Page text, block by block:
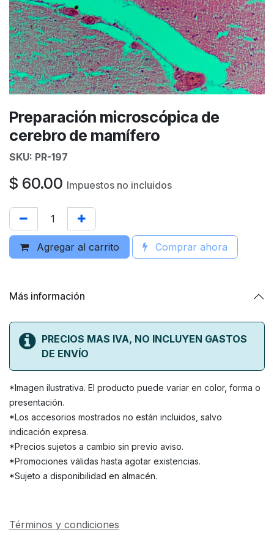
Preparación microscópica de
cerebro de mamífero
SKU: PR-197
$ 60.00 Impuestos no incluidos
Agregar al carrito Comprar ahora
Más información
PRECIOS MAS IVA, NO INCLUYEN GASTOS
DE ENVÍO
*Imagen ilustrativa. El producto puede variar en color, forma o
presentación.
*Los accesorios mostrados no están incluidos, salvo
indicación expresa.
*Precios sujetos a cambio sin previo aviso.
*Promociones válidas hasta agotar existencias.
*Sujeto a disponibilidad en almacén.
Términos y condiciones